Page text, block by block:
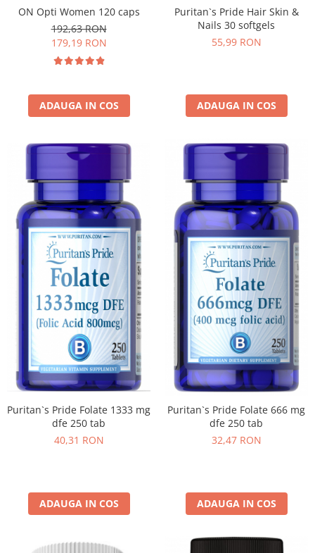
ON Opti Women 120 caps
192,63 RON
179,19 RON
ADAUGA IN COS
Puritan`s Pride Hair Skin &
Nails 30 softgels
55,99 RON
ADAUGA IN COS
Puritan`s Pride Folate 1333 mg
dfe 250 tab
40,31 RON
ADAUGA IN COS
Puritan`s Pride Folate 666 mg
dfe 250 tab
32,47 RON
ADAUGA IN COS